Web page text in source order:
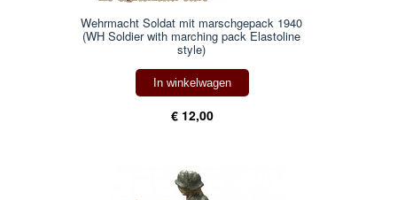
Wehrmacht Soldat mit marschgepack 1940
(WH Soldier with marching pack Elastoline
style)
In winkelwagen
€ 12,00